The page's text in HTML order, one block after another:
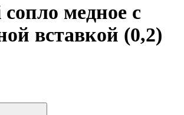
медное с
вставкой (0,2)